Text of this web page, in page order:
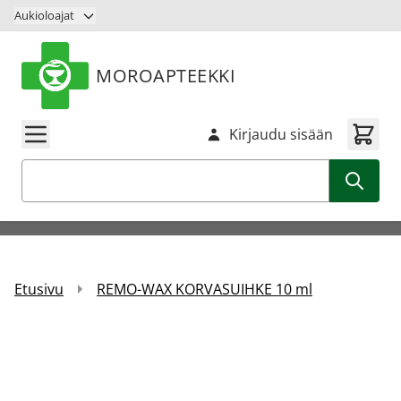
Siirry sisältöön
Aukioloajat
MOROAPTEEKKI
Kirjaudu sisään
Etusivu REMO-WAX KORVASUIHKE 10 ml